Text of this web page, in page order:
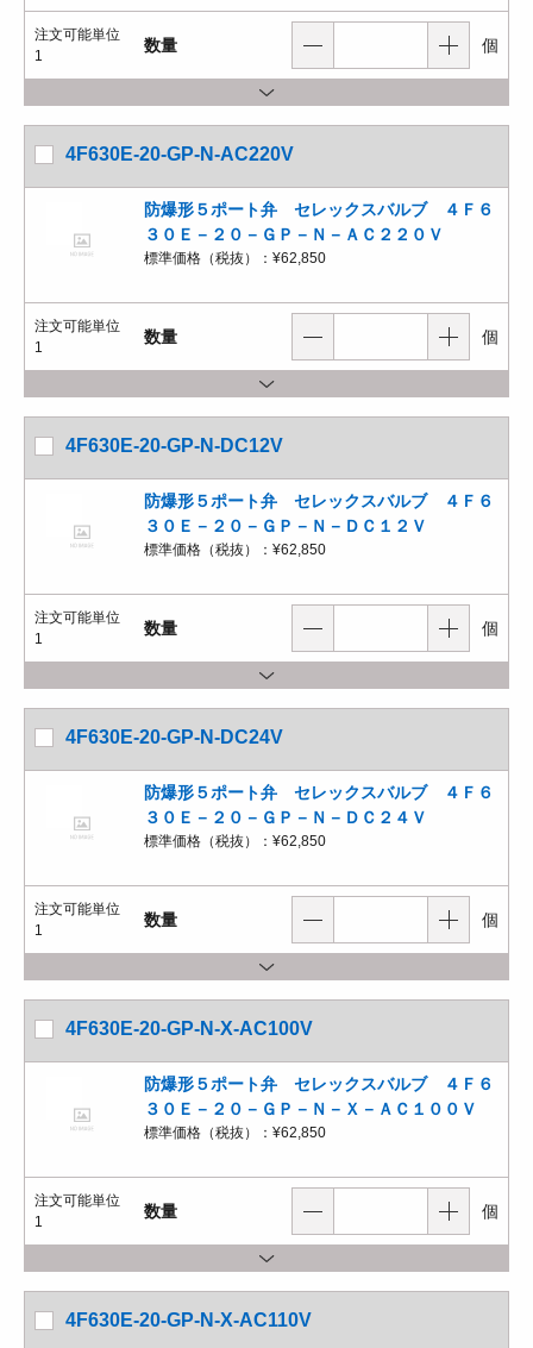
注文可能単位
1
数量 個
4F630E-20-GP-N-AC220V
防爆形５ポート弁 セレックスバルブ ４Ｆ６
３０Ｅ－２０－ＧＰ－Ｎ－ＡＣ２２０Ｖ
標準価格（税抜）： ¥62,850
注文可能単位
1
数量 個
4F630E-20-GP-N-DC12V
防爆形５ポート弁 セレックスバルブ ４Ｆ６
３０Ｅ－２０－ＧＰ－Ｎ－ＤＣ１２Ｖ
標準価格（税抜）： ¥62,850
注文可能単位
1
数量 個
4F630E-20-GP-N-DC24V
防爆形５ポート弁 セレックスバルブ ４Ｆ６
３０Ｅ－２０－ＧＰ－Ｎ－ＤＣ２４Ｖ
標準価格（税抜）： ¥62,850
注文可能単位
1
数量 個
4F630E-20-GP-N-X-AC100V
防爆形５ポート弁 セレックスバルブ ４Ｆ６
３０Ｅ－２０－ＧＰ－Ｎ－Ｘ－ＡＣ１００Ｖ
標準価格（税抜）： ¥62,850
注文可能単位
1
数量 個
4F630E-20-GP-N-X-AC110V